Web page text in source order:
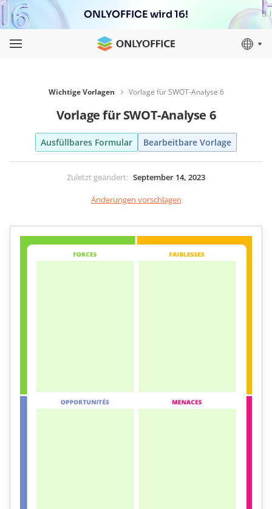
ONLYOFFICE wird 16!
Wichtige Vorlagen Vorlage für SWOT-Analyse 6
Vorlage für SWOT-Analyse 6
Ausfüllbares Formular Bearbeitbare Vorlage
Zuletzt geändert: September 14, 2023
Änderungen vorschlagen